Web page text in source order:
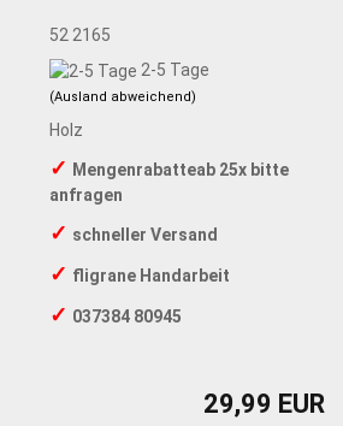
52 2165
2-5 Tage
(Ausland abweichend)
Holz
✓ Mengenrabatteab 25x bitte
anfragen
✓ schneller Versand
✓ fligrane Handarbeit
✓ 037384 80945
29,99 EUR